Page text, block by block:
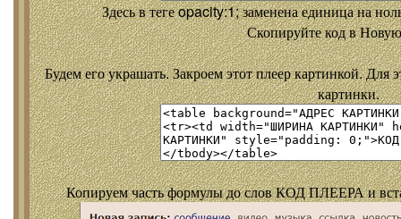
Здесь в теге opacity:1; заменена единица на
Скопируйте код в
Будем его украшать. Закроем этот плеер картинкой. Для
картинки.
Копируем часть формулы до слов КОД ПЛЕЕРА и